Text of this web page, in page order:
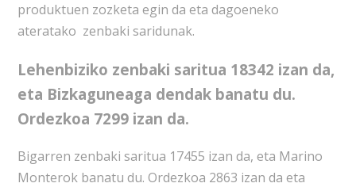
produktuen zozketa egin da eta dagoeneko
ateratako zenbaki saridunak.
Lehenbiziko zenbaki saritua 18342 izan da,
eta Bizkaguneaga dendak banatu du.
Ordezkoa 7299 izan da.
Bigarren zenbaki saritua 17455 izan da, eta Marino
Monterok banatu du. Ordezkoa 2863 izan da eta